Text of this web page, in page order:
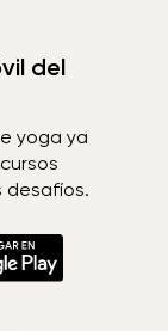
del
yoga ya
desafíos.